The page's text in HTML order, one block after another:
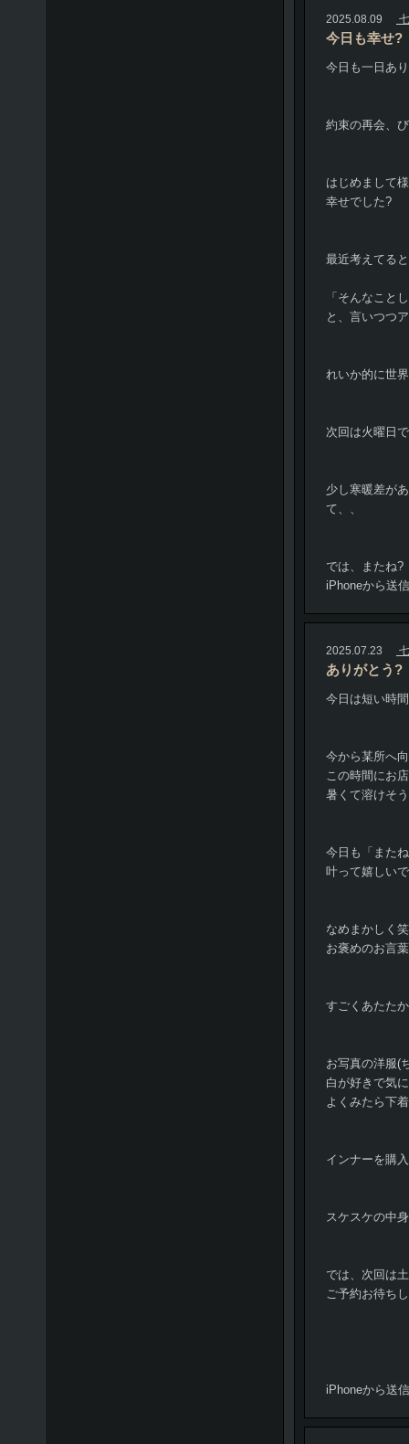
2025.08.09
今日も幸せ?
今日も一日あ
約束の再会、
はじめまして
幸せでした?
最近考えてる
「そんなこと
と、言いつつ
れいか的に世
次回は火曜日
少し寒暖差が
て、、
では、またね?
iPhoneから送信
2025.07.23
ありがとう?
今日は短い時
今から某所へ
この時間にお
暑くて溶けそ
今日も「また
叶って嬉しい
なめまかしく
お褒めのお言
すごくあたた
お写真の洋服(
白が好きで気
よくみたら下
インナーを購
スケスケの中
では、次回は
ご予約お待ち
iPhoneから送信